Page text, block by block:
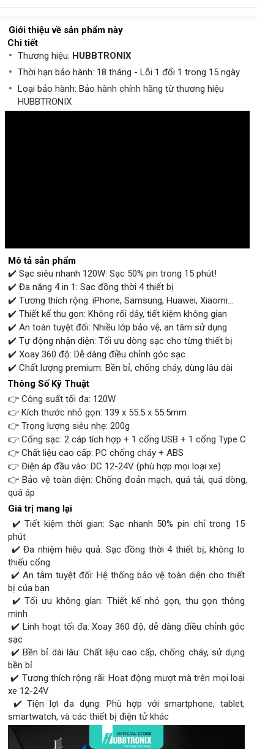
Giới thiệu về sản phẩm này
Chi tiết
Thương hiệu: HUBBTRONIX
Thời hạn bảo hành: 18 tháng - Lỗi 1 đổi 1 trong 15 ngày
Loại bảo hành: Bảo hành chính hãng từ thương hiệu
HUBBTRONIX
Mô tả sản phẩm
✔️ Sạc siêu nhanh 120W: Sạc 50% pin trong 15 phút!
✔️ Đa năng 4 in 1: Sạc đồng thời 4 thiết bị
✔️ Tương thích rộng: iPhone, Samsung, Huawei, Xiaomi...
✔️ Thiết kế thu gọn: Không rối dây, tiết kiệm không gian
✔️ An toàn tuyệt đối: Nhiều lớp bảo vệ, an tâm sử dụng
✔️ Tự động nhận diện: Tối ưu dòng sạc cho từng thiết bị
✔️ Xoay 360 độ: Dễ dàng điều chỉnh góc sạc
✔️ Chất lượng premium: Bền bỉ, chống cháy, dùng lâu dài
Thông Số Kỹ Thuật
👉 Công suất tối đa: 120W
👉 Kích thước nhỏ gọn: 139 x 55.5 x 55.5mm
👉 Trọng lượng siêu nhẹ: 200g
👉 Cổng sạc: 2 cáp tích hợp + 1 cổng USB + 1 cổng Type C
👉 Chất liệu cao cấp: PC chống cháy + ABS
👉 Điện áp đầu vào: DC 12-24V (phù hợp mọi loại xe)
👉 Bảo vệ toàn diện: Chống đoản mạch, quá tải, quá dòng,
quá áp
✔️ Tiết kiệm thời gian: Sạc nhanh 50% pin chỉ trong 15
phút
✔️ Đa nhiệm hiệu quả: Sạc đồng thời 4 thiết bị, không lo
thiếu cổng
✔️ An tâm tuyệt đối: Hệ thống bảo vệ toàn diện cho thiết
bị của bạn
✔️ Tối ưu không gian: Thiết kế nhỏ gọn, thu gọn thông
minh
✔️ Linh hoạt tối đa: Xoay 360 độ, dễ dàng điều chỉnh góc
sạc
✔️ Bền bỉ dài lâu: Chất liệu cao cấp, chống cháy, sử dụng
bền bỉ
✔️ Tương thích rộng rãi: Hoạt động mượt mà trên mọi loại
xe 12-24V
✔️ Tiện lợi đa dụng: Phù hợp với smartphone, tablet,
smartwatch, và các thiết bị điện tử khác
Giá trị mang lại